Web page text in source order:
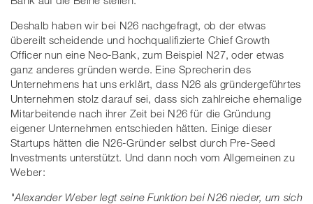
Deshalb haben wir bei N26 nachgefragt, ob der etwas
übereilt scheidende und hochqualifizierte Chief Growth
Officer nun eine Neo-Bank, zum Beispiel N27, oder etwas
ganz anderes gründen werde. Eine Sprecherin des
Unternehmens hat uns erklärt, dass N26 als gründergeführtes
Unternehmen stolz darauf sei, dass sich zahlreiche ehemalige
Mitarbeitende nach ihrer Zeit bei N26 für die Gründung
eigener Unternehmen entschieden hätten. Einige dieser
Startups hätten die N26-Gründer selbst durch Pre-Seed
Investments unterstützt. Und dann noch vom Allgemeinen zu
Weber:
"Alexander Weber legt seine Funktion bei N26 nieder, um sich